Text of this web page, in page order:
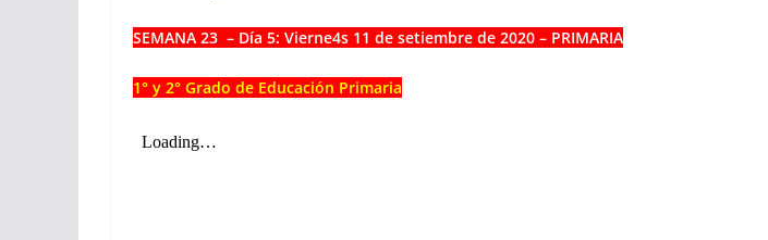
SEMANA 23 – Día 5: Vierne4s 11 de setiembre de 2020 – PRIMARIA
1° y 2° Grado de Educación Primaria